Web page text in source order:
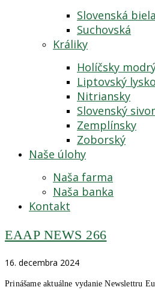
Slovenská biela
Suchovská
Králiky
Holíčsky
Liptovský lysko
Nitriansky
Slovenský
Zemplínsky
Zoborský
Naše úlohy
Naša farma
Naša banka
Kontakt
EAAP NEWS 266
16. decembra 2024
Prinášame aktuálne vydanie Newslettru